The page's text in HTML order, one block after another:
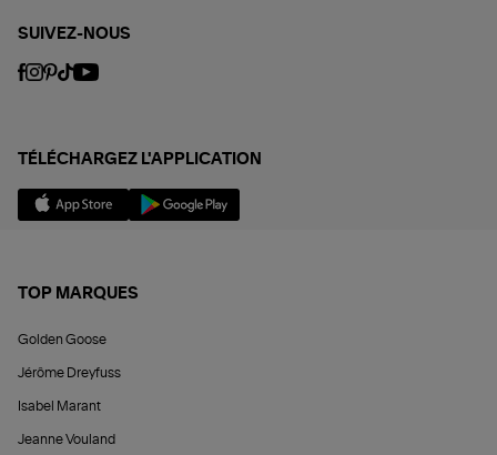
SUIVEZ-NOUS
TÉLÉCHARGEZ L'APPLICATION
TOP MARQUES
Golden Goose
Jérôme Dreyfuss
Isabel Marant
Jeanne Vouland